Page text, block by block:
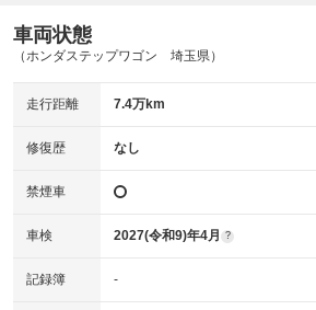
車両状態
（ホンダステップワゴン 埼玉県）
走行距離 7.4万km
修復歴 なし
禁煙車
車検 2027(令和9)年4月 ?
記録簿 -